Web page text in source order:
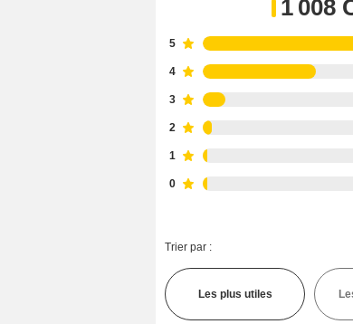
1 008
5
4
3
2
1
0
Trier par :
Les plus utiles